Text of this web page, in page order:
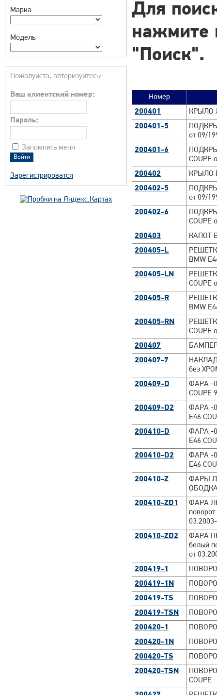
Марка
Модель
Пожалуйста, авторизуйтесь:
Ваш клиентский номер:
Пароль:
Запомнить меня
Зарегистрироватся
Для
нажмите
"Поиск".
Номер
200401
КРЫЛО
200401-5
от 09/
200401-6
COUPE
200402
КРЫЛО
200402-5
от 09/
200402-6
COUPE
200403
КАПОТ
200405-L
BMW
200405-LN
COUPE
200405-R
BMW
200405-RN
COUPE
200407
БАМПЕР
200407-7
без
200409-D
ФАРА -
COUPE
200409-D2
ФАРА -
E46
200410-D
ФАРА -
E46
200410-D2
ФАРА -
E46
200410-Z
ФАРЫ
200410-ZD1
ФАРА
03.2003-
200410-ZD2
ФАРА
белый
от
200419-1
200419-1N
200419-TS
200419-TSN
200420-1
200420-1N
200420-TS
200420-TSN
COUPE